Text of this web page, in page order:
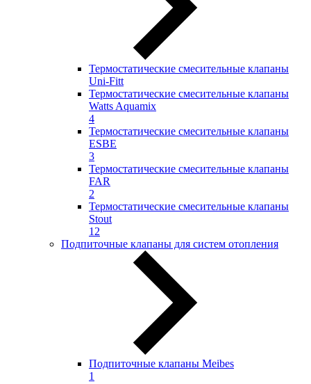
Термостатические смесительные клапаны
Uni-Fitt
Термостатические смесительные клапаны
Watts Aquamix
4
Термостатические смесительные клапаны
ESBE
3
Термостатические смесительные клапаны
FAR
2
Термостатические смесительные клапаны
Stout
12
Подпиточные клапаны для систем отопления
Подпиточные клапаны Meibes
1